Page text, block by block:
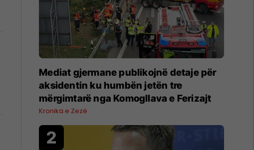
Mediat gjermane publikojnë detaje për
aksidentin ku humbën jetën tre
mërgimtarë nga Komogllava e Ferizajt
Kronika e Zezë